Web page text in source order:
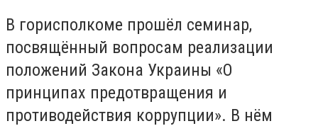
В горисполкоме прошёл семинар,
посвящённый вопросам реализации
положений Закона Украины «О
принципах предотвращения и
противодействия коррупции». В нём